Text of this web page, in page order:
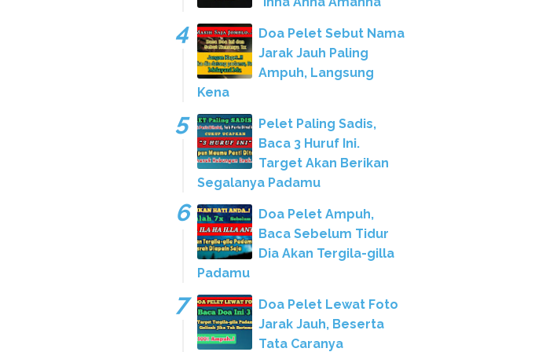
Doa Pelet Sebut Nama
Jarak Jauh Paling
Ampuh, Langsung
Kena
Pelet Paling Sadis,
Baca 3 Huruf Ini.
Target Akan Berikan
Segalanya Padamu
Doa Pelet Ampuh,
Baca Sebelum Tidur
Dia Akan Tergila-gilla
Padamu
Doa Pelet Lewat Foto
Jarak Jauh, Beserta
Tata Caranya